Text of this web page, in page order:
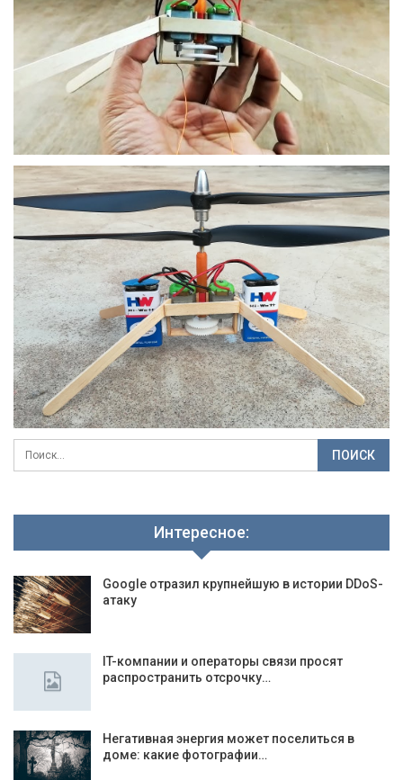
Интересное:
Google отразил крупнейшую в истории DDoS-
атаку
IT-компании и операторы связи просят
распространить отсрочку…
Негативная энергия может поселиться в
доме: какие фотографии…